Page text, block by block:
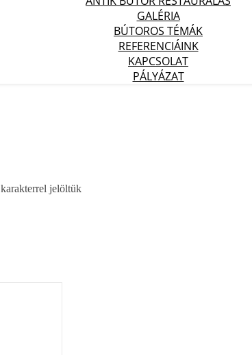
GALÉRIA
BÚTOROS TÉMÁK
REFERENCIÁINK
KAPCSOLAT
PÁLYÁZAT
karakterrel jelöltük